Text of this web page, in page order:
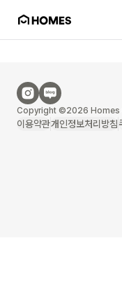
Copyright ©2026 Homes
이용약관개인정보처리방침